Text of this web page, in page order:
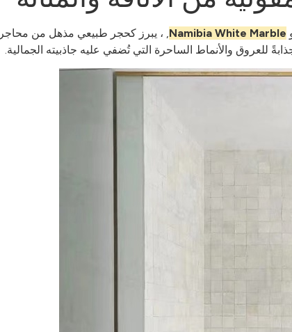
Namibia White Marble , ، يبرز كحجر طبيعي مذهل من محاجر
للعروق والأنماط الساحرة التي تُضفي عليه جاذبيته الجمالية.